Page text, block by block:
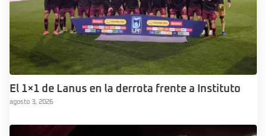
El 1×1 de Lanus en la derrota frente a Instituto
agosto 3, 2026